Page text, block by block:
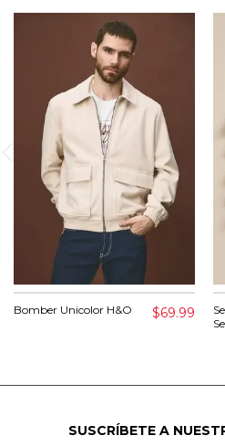
Bomber Unicolor H&O $69.99
SUSCRÍBETE A